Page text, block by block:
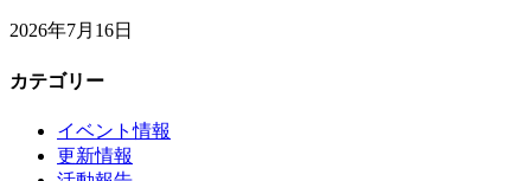
2026年7月16日
カテゴリー
イベント情報
更新情報